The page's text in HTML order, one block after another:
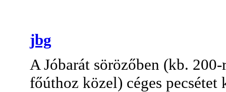
jbg
A Jóbarát sörözőben (kb.
főúthoz közel) céges pecsétet